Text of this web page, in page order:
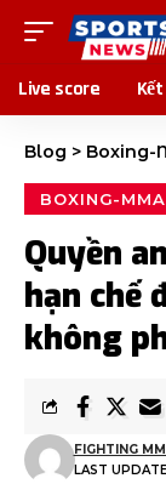
Live score
Blog > Boxing-
BOXING-MMA
Quyền
hạn chế
không
LAST
FIGHTING